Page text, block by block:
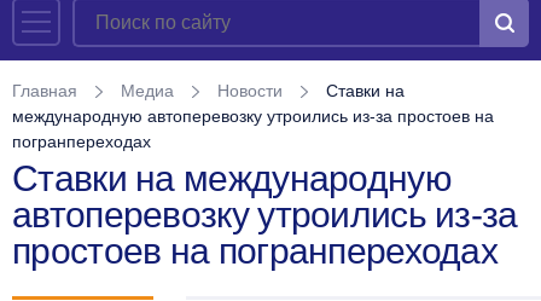
Главная Медиа Новости
Ставки на
международную автоперевозку утроились из-за простоев на
погранпереходах
Ставки на международную
автоперевозку утроились из-за
простоев на погранпереходах